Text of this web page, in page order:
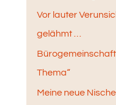
Vor lauter
gelähmt …
Thema“
Meine neue